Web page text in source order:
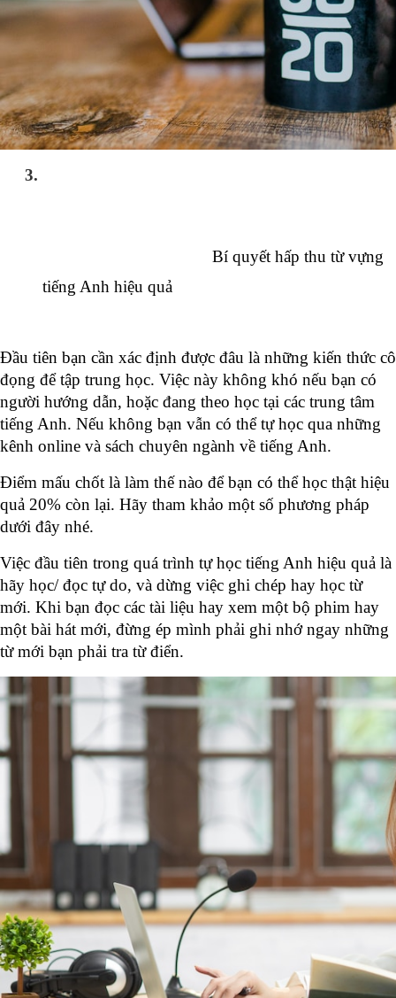
Bí quyết hấp thu từ vựng
tiếng Anh hiệu quả
Đầu tiên bạn cần xác định được đâu là những kiến thức cô
đọng để tập trung học. Việc này không khó nếu bạn có
người hướng dẫn, hoặc đang theo học tại các trung tâm
tiếng Anh. Nếu không bạn vẫn có thể tự học qua những
kênh online và sách chuyên ngành về tiếng Anh.
Điểm mấu chốt là làm thế nào để bạn có thể học thật hiệu
quả 20% còn lại. Hãy tham khảo một số phương pháp
dưới đây nhé.
Việc đầu tiên trong quá trình tự học tiếng Anh hiệu quả là
hãy học/ đọc tự do, và dừng việc ghi chép hay học từ
mới. Khi bạn đọc các tài liệu hay xem một bộ phim hay
một bài hát mới, đừng ép mình phải ghi nhớ ngay những
từ mới bạn phải tra từ điển.